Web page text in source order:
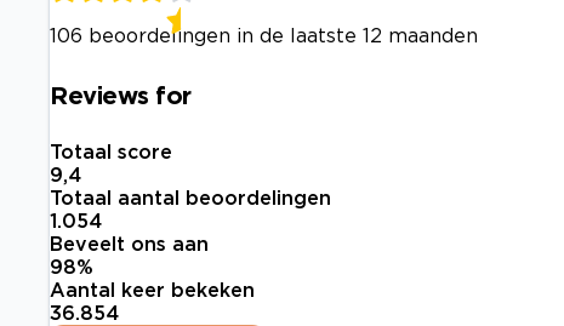
106 beoordelingen in de laatste 12 maanden
Reviews for
Totaal score
9,4
Totaal aantal beoordelingen
1.054
Beveelt ons aan
98%
Aantal keer bekeken
36.854